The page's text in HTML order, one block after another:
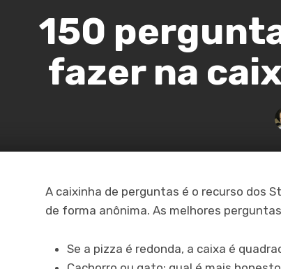
150
fazer na
A caixinha de perguntas é o recurso dos
de forma anônima. As melhores
Se a pizza é redonda, a caixa é